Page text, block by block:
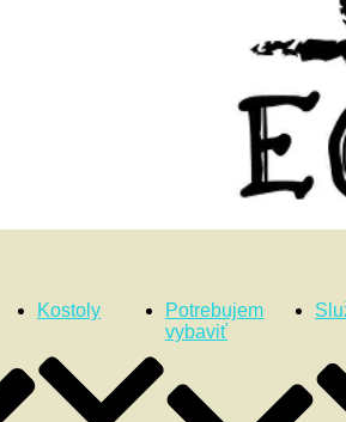
Kostoly
Potrebujem
vybaviť